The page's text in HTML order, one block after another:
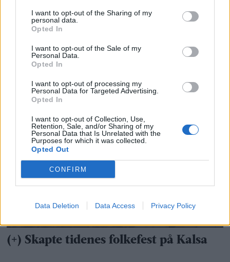
I want to opt-out of the Sharing of my
personal data.
Opted In
I want to opt-out of the Sale of my
Personal Data.
Opted In
I want to opt-out of processing my
Personal Data for Targeted Advertising.
Opted In
I want to opt-out of Collection, Use,
Retention, Sale, and/or Sharing of my
Personal Data that Is Unrelated with the
Purposes for which it was collected.
Opted Out
CONFIRM
Data Deletion Data Access Privacy Policy